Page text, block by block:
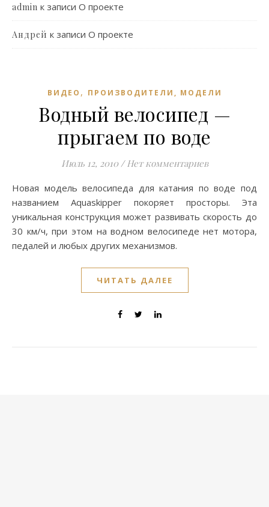
admin к записи О проекте
Андрей к записи О проекте
ВИДЕО , ПРОИЗВОДИТЕЛИ, МОДЕЛИ
Водный велосипед —
прыгаем по воде
Июль 12, 2010 / Нет комментариев
Новая модель велосипеда для катания по воде под
названием Aquaskipper покоряет просторы. Эта
уникальная конструкция может развивать скорость до
30 км/ч, при этом на водном велосипеде нет мотора,
педалей и любых других механизмов.
ЧИТАТЬ ДАЛЕЕ